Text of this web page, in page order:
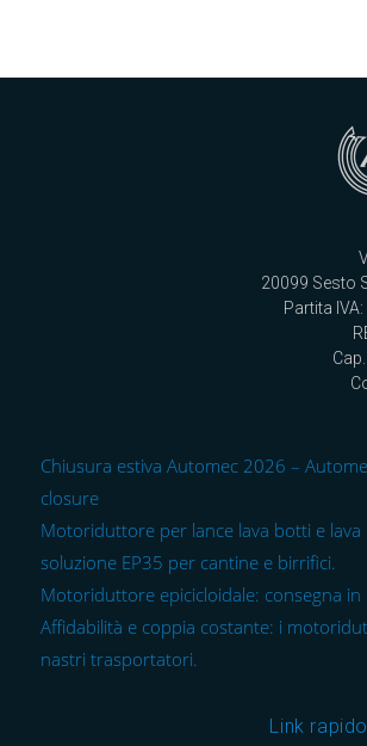
20099 Sesto
Partita
Chiusura estiva Automec 2026 –
closure
Motoriduttore per lance lava botti e lava
soluzione EP35 per cantine e birrifici.
Motoriduttore epicicloidale: consegna in
Affidabilità e coppia costante: i
nastri trasportatori.
Link